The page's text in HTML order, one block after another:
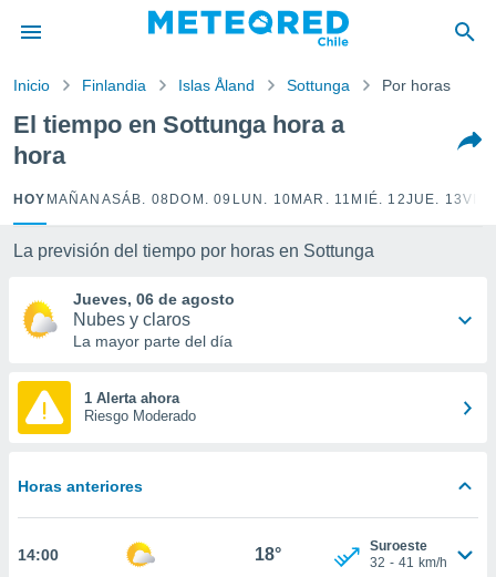
por
para
la
calidad.
a este
las
y
forma
basada
permite
seguir
Inicio Finlandia Islas Åland Sottunga Por horas
El tiempo en Sottunga hora a
hora
HOY MAÑANASÁB. 08 DOM. 09 LUN. 10 MAR. 11 MIÉ. 12JUE. 13VIE.
La previsión del tiempo por horas en Sottunga
Jueves, 06 de agosto
Nubes y claros
La mayor parte del día
1 Alerta ahora
Riesgo Moderado
Horas anteriores
14:00 18°
Suroeste
32 - 41 km/h